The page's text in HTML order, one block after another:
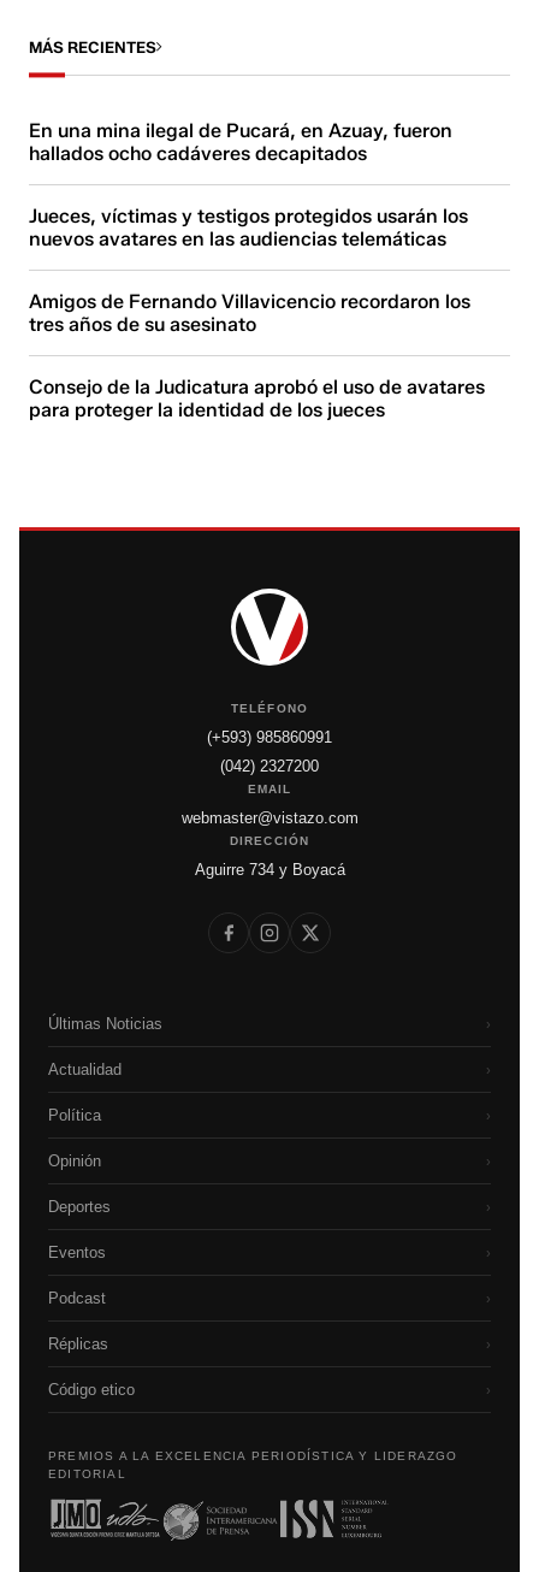
MÁS RECIENTES
En una mina ilegal de Pucará, en Azuay, fueron
hallados ocho cadáveres decapitados
Jueces, víctimas y testigos protegidos usarán los
nuevos avatares en las audiencias telemáticas
Amigos de Fernando Villavicencio recordaron los
tres años de su asesinato
Consejo de la Judicatura aprobó el uso de avatares
para proteger la identidad de los jueces
TELÉFONO
(+593) 985860991
(042) 2327200
EMAIL
webmaster@vistazo.com
DIRECCIÓN
Aguirre 734 y Boyacá
Últimas Noticias ›
Actualidad ›
Política ›
Opinión ›
Deportes ›
Eventos ›
Podcast ›
Réplicas ›
Código etico ›
PREMIOS A LA EXCELENCIA PERIODÍSTICA Y LIDERAZGO
EDITORIAL